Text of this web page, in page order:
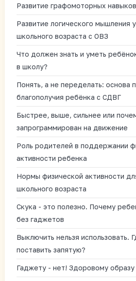
Развитие графомоторных
Развитие логического мышления
школьного возраста с ОВЗ
Что должен знать и уметь
в школу?
Понять, а не переделать: основа
благополучия ребёнка с СДВГ
Быстрее, выше, сильнее или
запрограммирован на движение
Роль родителей в поддержании
активности ребенка
Нормы физической активности
школьного возраста
Скука - это полезно. Почему
без гаджетов
Выключить нельзя использовать.
поставить запятую?
Гаджету - нет! Здоровому